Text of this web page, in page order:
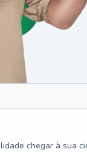
chegar à sua